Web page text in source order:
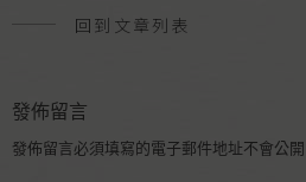
回到文章列表
發佈留言
發佈留言必須填寫的電子郵件地址不會公開